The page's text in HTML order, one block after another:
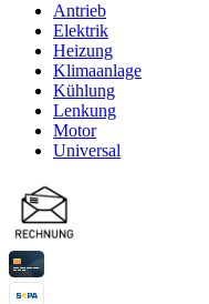
Antrieb
Elektrik
Heizung
Klimaanlage
Kühlung
Lenkung
Motor
Universal